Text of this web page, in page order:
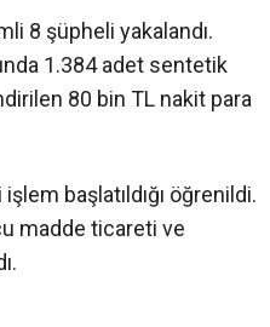
8 şüpheli yakalandı.
1.384 adet sentetik
80 bin TL nakit para
başlatıldığı öğrenildi.
madde ticareti ve